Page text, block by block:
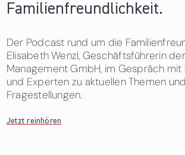
Familienfreundlichkeit.
Der Podcast rund um die
Elisabeth Wenzl, Geschäftsführerin
Management GmbH, im Gespräch
und Experten zu aktuellen Themen und
Fragestellungen.
Jetzt reinhören